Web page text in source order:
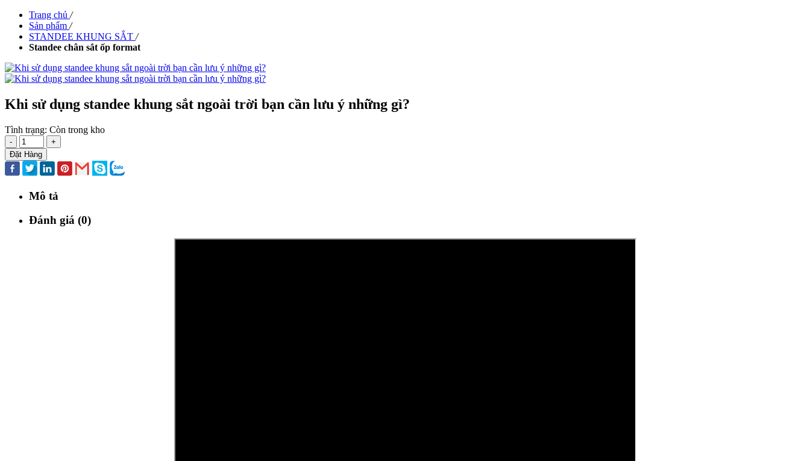
Trang chủ /
Sản phẩm /
STANDEE KHUNG SẮT /
Standee chân sắt ốp format
Khi sử dụng standee khung sắt ngoài trời bạn cần lưu ý những gì?
Tình trạng: Còn trong kho
-
+
Đặt Hàng
Mô tả
Đánh giá (0)